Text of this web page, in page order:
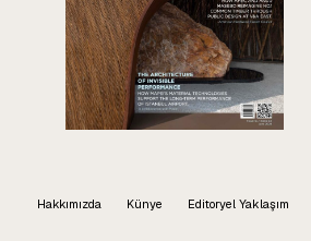
Hakkımızda Künye Editoryel Yaklaşım